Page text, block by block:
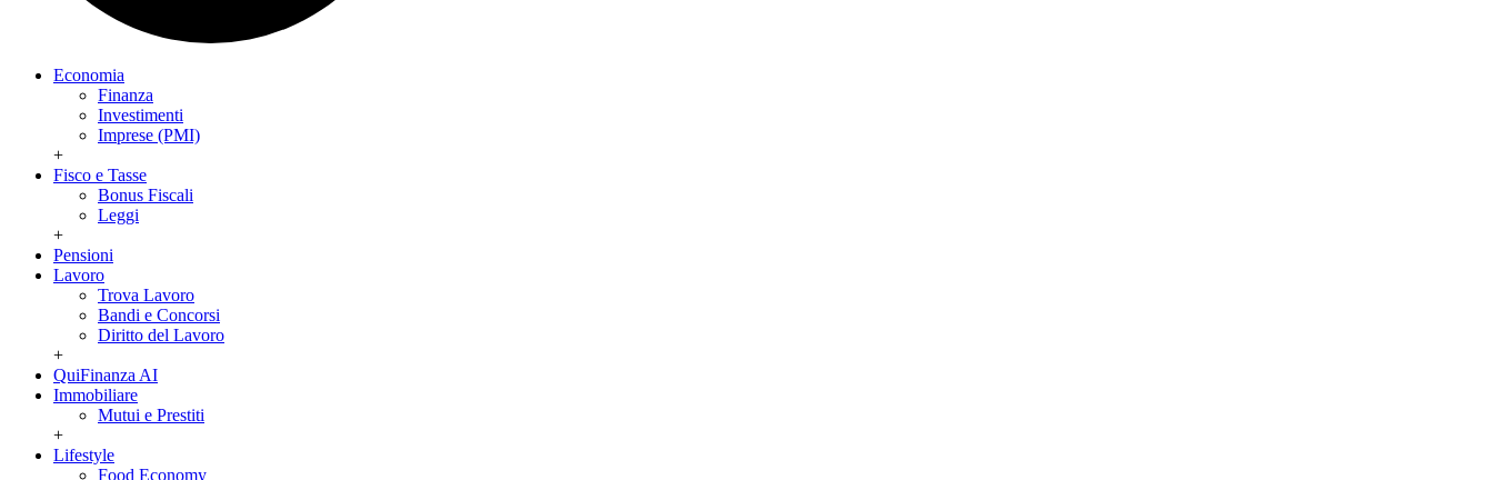
Economia
Finanza
Investimenti
Imprese (PMI)
+
Fisco e Tasse
Bonus Fiscali
Leggi
+
Pensioni
Lavoro
Trova Lavoro
Bandi e Concorsi
Diritto del Lavoro
+
QuiFinanza AI
Immobiliare
Mutui e Prestiti
+
Lifestyle
Food Economy